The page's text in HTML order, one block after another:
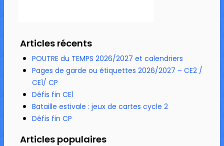
Articles récents
POUTRE du TEMPS 2026/2027 et calendriers
Pages de garde ou étiquettes 2026/2027 – CE2 /
CE1/ CP
Défis fin CE1
Bataille estivale : jeux de cartes cycle 2
Défis fin CP
Articles populaires